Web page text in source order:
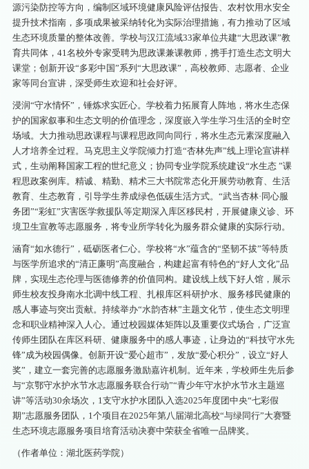
源污染防控等方向，编制区域环境健康风险评估报告、农村饮用水安全
提升技术指南，多项成果被采纳转化为实际治理措施，有力推动了区域
生态环境质量的整体改善。学校与汉江流域33家单位共建“大思政课”教
育共同体，41名校外专家受聘为思政课兼课教师，携手打造生态文明大
课堂；创新开设“多彩中国”系列“大思政课”，高校教师、志愿者、企业
家等同台宣讲，深受师生欢迎和社会好评。
浸润“守水情怀”，锤炼求实匠心。学校着力拓展育人阵地，将水生态保
护的国家叙事和生态文明的价值理念，深度嵌入学生学习生活的全时空
场域。大力推动思政课程与课程思政同向同行，将水生态元素深度融入
人才培养全过程。马克思主义学院倾力打造“杏林先声”线上理论宣讲样
式，生动阐释国家工程的世纪意义；协同专业学院系统建设“水生态 ”课
程思政案例库。精诚、精勤、精术三大书院常态化开展劳动教育、生活
教育、生态教育，引导学生养成绿色低碳生活方式。“武当杏林·同心服
务团”“彩虹”灾害医学救援队等定期深入库区移民村，开展健康义诊、环
境卫生宣教等志愿服务，将专业所学转化为服务群众健康的实际行动。
涵育“如水德行”，砥砺医者仁心。学校将“水”蕴含的“坚韧不拔”等特质
与医学所追求的“清正廉明”高度融合，构建起富有特色的“好人文化”品
牌，实现生态伦理与医德修养的价值同构。建设线上线下好人馆，展示
师生校友投身南水北调中线工程、扎根库区科研护水、服务移民健康的
感人事迹与突出贡献。持续举办“水韵杏林”主题文化节，使生态文明理
念和职业精神深入人心。通过校园媒体矩阵以及重要仪式场合，广泛宣
传师生团队在库区科研、健康服务中的感人事迹，让身边的“科技守水先
锋”成为校园偶像。创新开设“爱心超市”，发放“爱心积分”，设立“好人
奖”，建立一套完善的志愿服务激励嘉许机制。近年来，学校师生先后参
与“京鄂守水护水节水志愿服务联合行动”“青少年守水护水节水主题巡
讲”等活动30余场次，1支守水护水团队入选2025年度团中央“七彩假
期”志愿服务团队，1个项目在2025年第八届湖北高校“与绿同行”大赛暨
生态环境志愿服务项目培育活动决赛中荣获全省唯一品牌奖。
（作者单位：湖北医药学院）